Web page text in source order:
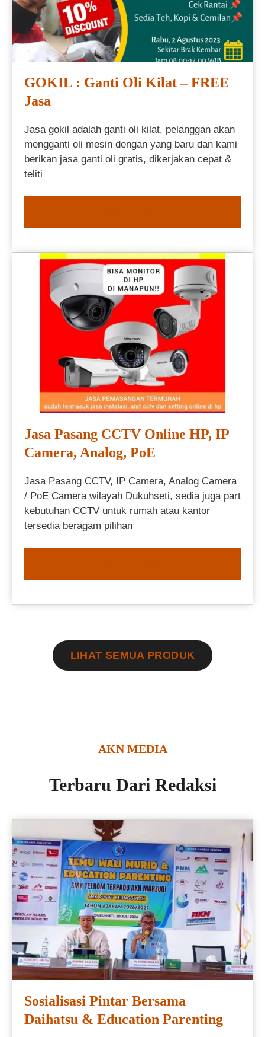
GOKIL : Ganti Oli Kilat – FREE
Jasa
Jasa gokil adalah ganti oli kilat, pelanggan akan
mengganti oli mesin dengan yang baru dan kami
berikan jasa ganti oli gratis, dikerjakan cepat &
teliti
Jasa Pasang CCTV Online HP, IP
Camera, Analog, PoE
Jasa Pasang CCTV, IP Camera, Analog Camera
/ PoE Camera wilayah Dukuhseti, sedia juga part
kebutuhan CCTV untuk rumah atau kantor
tersedia beragam pilihan
LIHAT SEMUA PRODUK
AKN MEDIA
Terbaru Dari Redaksi
Sosialisasi Pintar Bersama
Daihatsu & Education Parenting